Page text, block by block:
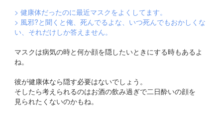
> 健康体だったのに最近マスクをよくしてます。
> 風邪?と聞くと俺、死んでるよな、いつ死んでもおかしくな
い、それだけしか答えません。
マスクは病気の時と何か顔を隠したいときにする時もあるよ
ね。
彼が健康体なら隠す必要はないでしょう。
そしたら考えられるのはお酒の飲み過ぎで二日酔いの顔を
見られたくないのかもね。